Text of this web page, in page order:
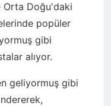
Doğu'daki
popüler
gibi
alıyor.
geliyormuş gibi